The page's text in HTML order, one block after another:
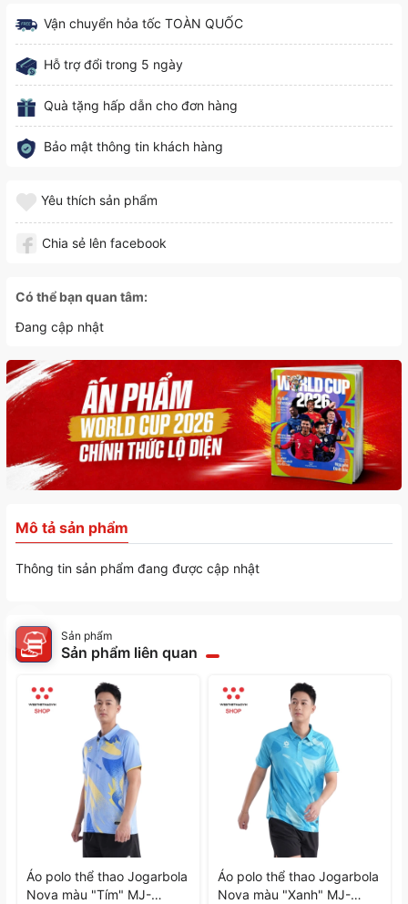
Vận chuyển hỏa tốc TOÀN QUỐC
Hỗ trợ đổi trong 5 ngày
Quà tặng hấp dẫn cho đơn hàng
Bảo mật thông tin khách hàng
Yêu thích sản phẩm
Chia sẻ lên facebook
Có thể bạn quan tâm:
Đang cập nhật
Mô tả sản phẩm
Thông tin sản phẩm đang được cập nhật
Sản phẩm
Sản phẩm liên quan
Áo polo thể thao Jogarbola
Nova màu "Tím" MJ-
Áo polo thể thao Jogarbola
Nova màu "Xanh" MJ-